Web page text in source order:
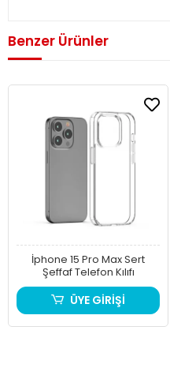
Benzer Ürünler
İphone 15 Pro Max Sert
Şeffaf Telefon Kılıfı
ÜYE GİRİŞİ